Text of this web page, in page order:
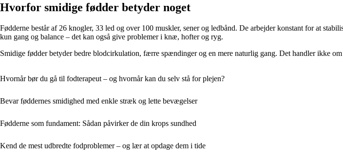
Hvorfor smidige fødder betyder noget
Fødderne består af 26 knogler, 33 led og over 100 muskler, sener og ledbånd. De arbejder konstant for at
kun gang og balance – det kan også give problemer i knæ, hofter og ryg.
Smidige fødder betyder bedre blodcirkulation, færre spændinger og en mere naturlig gang. Det handler ikke
Hvornår bør du gå til fodterapeut – og hvornår kan du selv stå for plejen?
Bevar føddernes smidighed med enkle stræk og lette bevægelser
Fødderne som fundament: Sådan påvirker de din krops sundhed
Kend de mest udbredte fodproblemer – og lær at opdage dem i tide